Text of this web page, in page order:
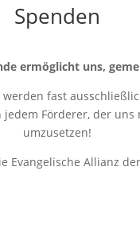
Spenden
ermöglicht uns,
fast
Förderer, der
umzusetzen!
Evangelische Allianz